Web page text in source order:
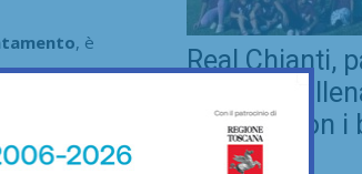
, è
Real Chianti,
bellezza:
insieme con i
Saharawi